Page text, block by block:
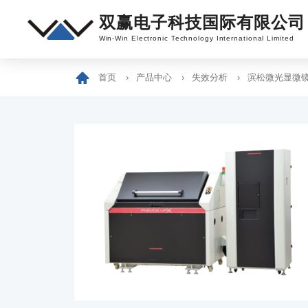
双赢电子科技国际有限公司
Win-Win Electronic Technology International Limited
首页 产品中心 失效分析 滨松微光显微